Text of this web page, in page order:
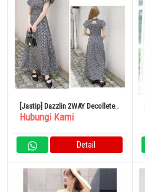
[Jastip] Dazzlin 2WAY Decollete
Gaun Terbuka Ukuran Bebas
Hubungi Kami
Detail